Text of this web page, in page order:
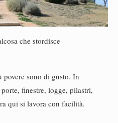
che stordisce
sono di gusto. In
finestre, logge, pilastri,
qui si lavora con facilità.